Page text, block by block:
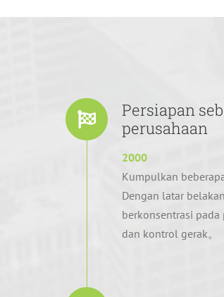
Persiapan
perusahaan
2000
Kumpulkan
Dengan latar
berkonsentrasi
dan kontrol gerak。